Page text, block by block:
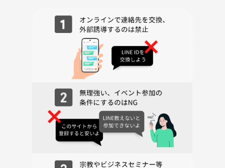
20:30頃 ラン終了予定
※ランニング後のご飯・飲み代は別途割り勘予定です
・動きやすい服装